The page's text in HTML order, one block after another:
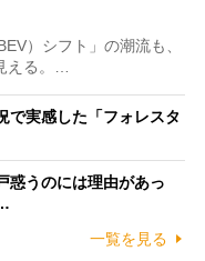
）シフト」の潮流も、
える。…
で実感した「フォレスタ
惑うのには理由があっ
一覧を見る